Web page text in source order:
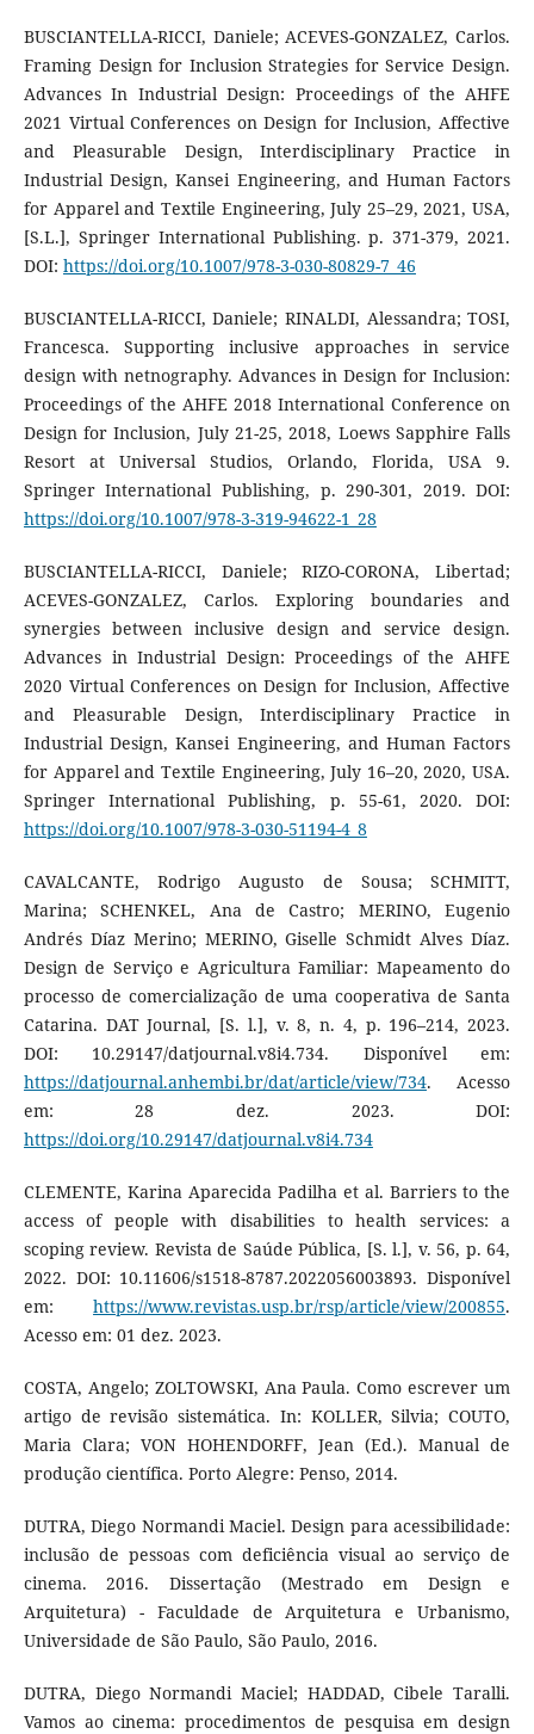
BUSCIANTELLA-RICCI, Daniele; ACEVES-GONZALEZ, Carlos.
Framing Design for Inclusion Strategies for Service Design.
Advances In Industrial Design: Proceedings of the AHFE
2021 Virtual Conferences on Design for Inclusion, Affective
and Pleasurable Design, Interdisciplinary Practice in
Industrial Design, Kansei Engineering, and Human Factors
for Apparel and Textile Engineering, July 25–29, 2021, USA,
[S.L.], Springer International Publishing. p. 371-379, 2021.
DOI: https://doi.org/10.1007/978-3-030-80829-7_46
BUSCIANTELLA-RICCI, Daniele; RINALDI, Alessandra; TOSI,
Francesca. Supporting inclusive approaches in service
design with netnography. Advances in Design for Inclusion:
Proceedings of the AHFE 2018 International Conference on
Design for Inclusion, July 21-25, 2018, Loews Sapphire Falls
Resort at Universal Studios, Orlando, Florida, USA 9.
Springer International Publishing, p. 290-301, 2019. DOI:
https://doi.org/10.1007/978-3-319-94622-1_28
BUSCIANTELLA-RICCI, Daniele; RIZO-CORONA, Libertad;
ACEVES-GONZALEZ, Carlos. Exploring boundaries and
synergies between inclusive design and service design.
Advances in Industrial Design: Proceedings of the AHFE
2020 Virtual Conferences on Design for Inclusion, Affective
and Pleasurable Design, Interdisciplinary Practice in
Industrial Design, Kansei Engineering, and Human Factors
for Apparel and Textile Engineering, July 16–20, 2020, USA.
Springer International Publishing, p. 55-61, 2020. DOI:
https://doi.org/10.1007/978-3-030-51194-4_8
CAVALCANTE, Rodrigo Augusto de Sousa; SCHMITT,
Marina; SCHENKEL, Ana de Castro; MERINO, Eugenio
Andrés Díaz Merino; MERINO, Giselle Schmidt Alves Díaz.
Design de Serviço e Agricultura Familiar: Mapeamento do
processo de comercialização de uma cooperativa de Santa
Catarina. DAT Journal, [S. l.], v. 8, n. 4, p. 196–214, 2023.
DOI: 10.29147/datjournal.v8i4.734. Disponível em:
https://datjournal.anhembi.br/dat/article/view/734. Acesso
em: 28 dez. 2023. DOI:
https://doi.org/10.29147/datjournal.v8i4.734
CLEMENTE, Karina Aparecida Padilha et al. Barriers to the
access of people with disabilities to health services: a
scoping review. Revista de Saúde Pública, [S. l.], v. 56, p. 64,
2022. DOI: 10.11606/s1518-8787.2022056003893. Disponível
em:https://www.revistas.usp.br/rsp/article/view/200855.
Acesso em: 01 dez. 2023.
COSTA, Angelo; ZOLTOWSKI, Ana Paula. Como escrever um
artigo de revisão sistemática. In: KOLLER, Silvia; COUTO,
Maria Clara; VON HOHENDORFF, Jean (Ed.). Manual de
produção científica. Porto Alegre: Penso, 2014.
DUTRA, Diego Normandi Maciel. Design para acessibilidade:
inclusão de pessoas com deficiência visual ao serviço de
cinema. 2016. Dissertação (Mestrado em Design e
Arquitetura) - Faculdade de Arquitetura e Urbanismo,
Universidade de São Paulo, São Paulo, 2016.
DUTRA, Diego Normandi Maciel; HADDAD, Cibele Taralli.
Vamos ao cinema: procedimentos de pesquisa em design